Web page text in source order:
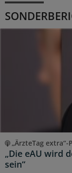
„ÄrzteTag extra“-
„Die eAU wird
sein“